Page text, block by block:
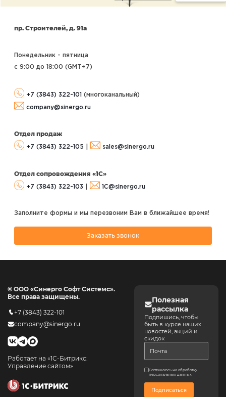
пр. Строителей, д. 91а
Понедельник - пятница
с 9:00 до 18:00 (GMT+7)
+7 (3843) 322-101 (многоканальный)
company@sinergo.ru
Отдел продаж
+7 (3843) 322-105 sales@sinergo.ru
Отдел сопровождения «1С»
+7 (3843) 322-103 1C@sinergo.ru
Заполните формы и мы перезвоним Вам в ближайшее время!
Заказать звонок
© ООО «Синерго Софт Системс».
Все права защищены.
+7 (3843) 322-101
company@sinergo.ru
Работает на «1С-Битрикс:
Управление сайтом»
Полезная
рассылка
Подпишись, чтобы
быть в курсе наших
новостей, акций и
скидок
Соглашаюсь на обработку
персональных данных
Подписаться